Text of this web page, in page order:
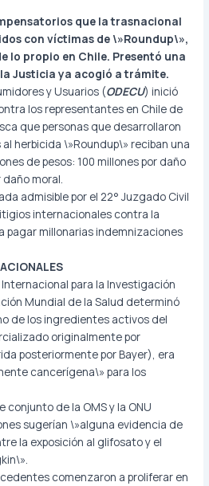
que la trasnacional
con víctimas de \»Roundup\»,
lo propio en Chile. Presentó una
Justicia ya acogió a trámite.
y Usuarios (ODECU) inició
los representantes en Chile de
que personas que desarrollaron
herbicida \»Roundup\» reciban una
de pesos: 100 millones por daño
daño moral.
admisible por el 22° Juzgado Civil
internacionales contra la
pagar millonarias indemnizaciones
para la Investigación
Mundial de la Salud determinó
de los ingredientes activos del
originalmente por
posteriormente por Bayer), era
cancerígena\» para los
conjunto de la OMS y la ONU
sugerían \»alguna evidencia de
la exposición al glifosato y el
comenzaron a proliferar en